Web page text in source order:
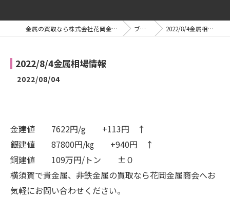
金属の買取なら株式会社花岡金属商会 ブログ 2022/8/4金属相場情報
2022/8/4金属相場情報
2022/08/04
金建値 7622円/g +113円 ↑
銀建値 87800円/㎏ +940円 ↑
銅建値 109万円/トン ±０
横須賀で貴金属、非鉄金属の買取なら花岡金属商会へお
気軽にお問い合わせください。